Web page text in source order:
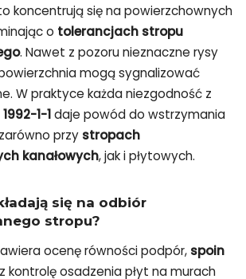
koncentrują się na powierzchownych
o tolerancjach stropu
. Nawet z pozoru nieznaczne rysy
mogą sygnalizować
W praktyce każda niezgodność z
1-1daje powód do wstrzymania
przy stropach
kanałowych, jak i płytowych.
się na odbiór
stropu?
ocenę równości podpór, spoin
kontrolę osadzenia płyt na murach